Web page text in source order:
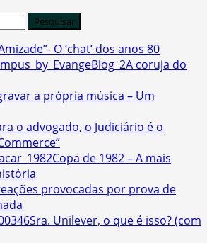
O ‘chat’ dos anos 80
A coruja do
a própria música – Um
o advogado, o Judiciário é o
Copa de 1982 – A mais
provocadas por prova de
Sra. Unilever, o que é isso? (com